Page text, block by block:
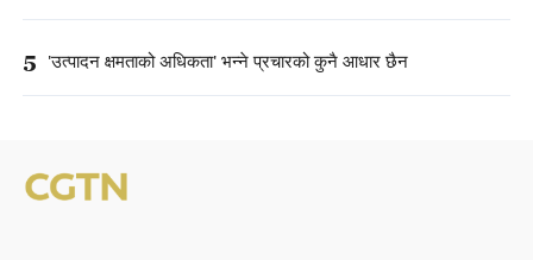
5 'उत्पादन क्षमताको अधिकता' भन्ने प्रचारको कुनै आधार छैन